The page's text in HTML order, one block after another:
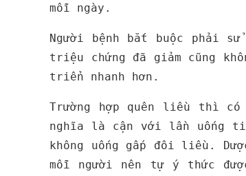
mỗi ngày.
Người bệnh bắt buộc phải
triệu chứng đã giảm cũng
triển nhanh hơn.
Trường hợp quên liều thì có
nghĩa là cận với lần uống
không uống gấp đôi liều.
mỗi người nên tự ý thức